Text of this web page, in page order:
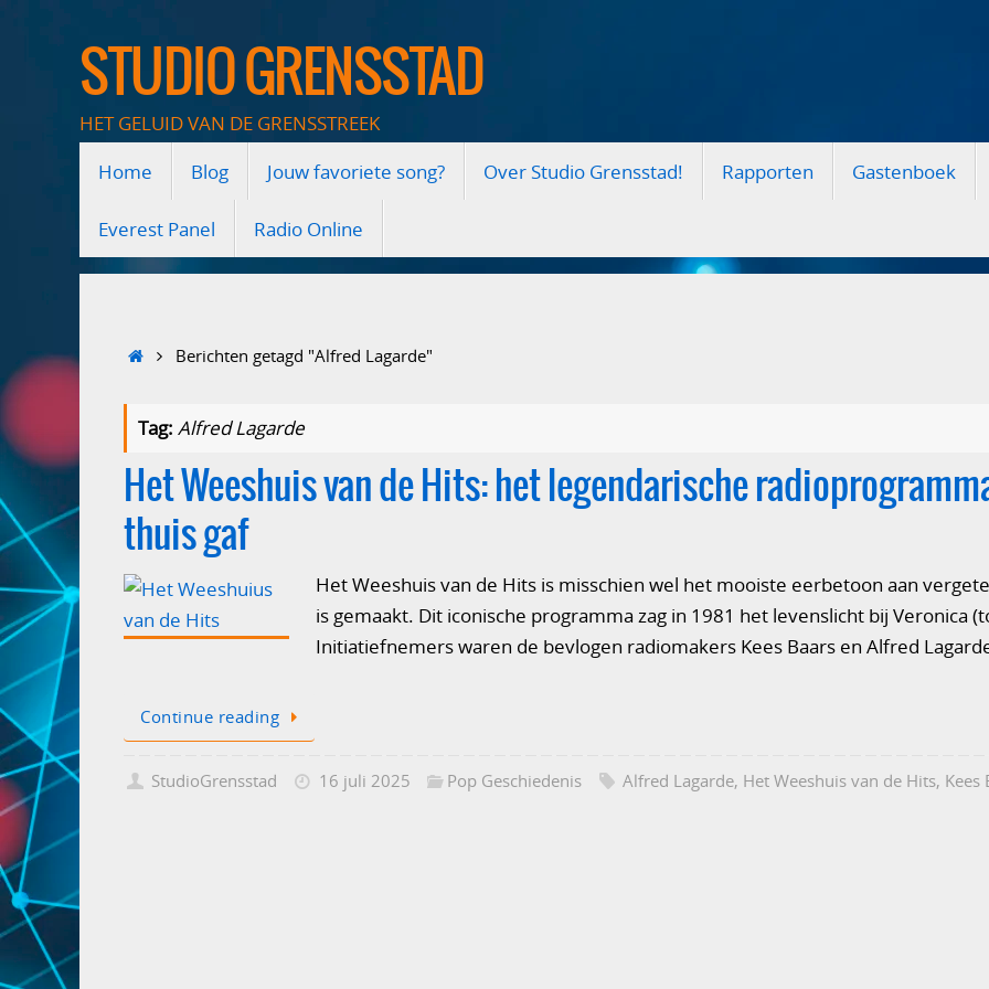
STUDIO GRENSSTAD
HET GELUID VAN DE GRENSSTREEK
naar
inhoud
Home Blog Jouw favoriete song? Over Studio Grensstad! Rapporten Gastenboek
Everest Panel Radio Online
HomeBerichten getagd "Alfred Lagarde"
Tag: Alfred Lagarde
Het Weeshuis van de Hits: het legendarische
thuis gaf
Het Weeshuis van de Hits is misschien wel het mooiste eerbetoon aan
is gemaakt. Dit iconische programma zag in 1981 het levenslicht bij Veronica
Initiatiefnemers waren de bevlogen radiomakers Kees Baars en Alfred
Continue reading
StudioGrensstad 16 juli 2025 Pop Geschiedenis Alfred Lagarde, Het Weeshuis van de Hits, Kees